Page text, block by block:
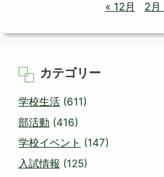
« 12月 2月
カテゴリー
学校生活 (611)
部活動 (416)
学校イベント (147)
入試情報 (125)